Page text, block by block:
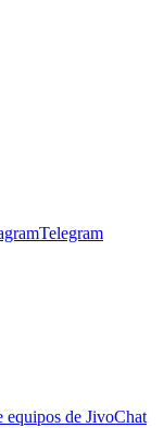
Telegram
equipos de JivoChat